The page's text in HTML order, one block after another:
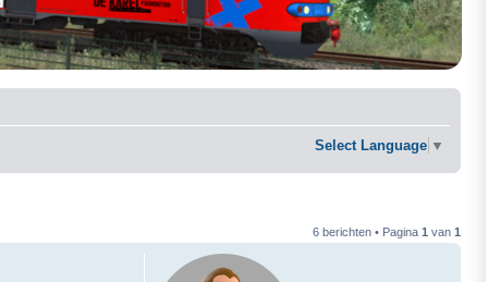
Select Language ▼
6 berichten • Pagina 1 van 1